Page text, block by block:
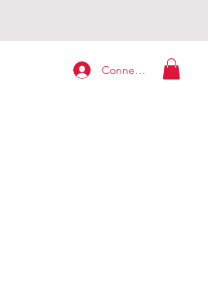
Connexion